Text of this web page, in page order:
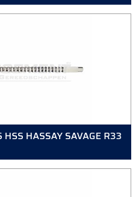
HASSAY SAVAGE R33